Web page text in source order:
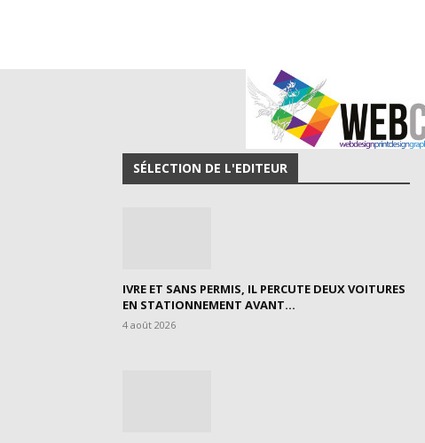
SÉLECTION DE L'EDITEUR
IVRE ET SANS PERMIS, IL PERCUTE DEUX VOITURES
EN STATIONNEMENT AVANT...
4 août 2026